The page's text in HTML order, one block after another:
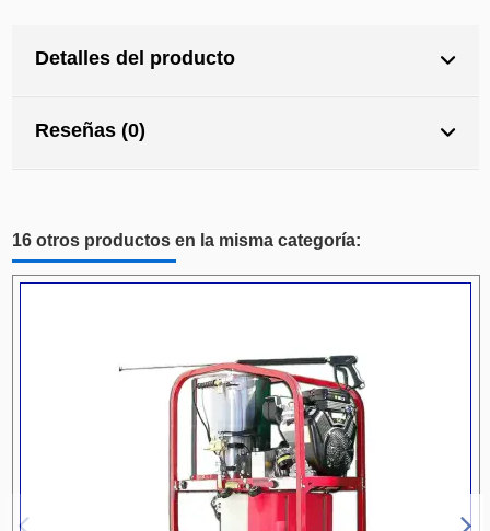
Detalles del producto
Reseñas (0)
16 otros productos en la misma categoría: